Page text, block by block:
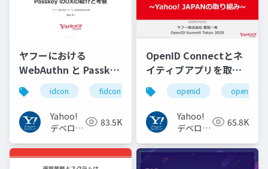
ヤフーにおける
WebAuthn と Passkey
の UX の紹介と考察
#idcon #fidcon
idcon fidcon
Yahoo!
デベロッ
トワーク
83.5K
OpenID Connectとネ
イティブアプリを取り
巻く仕様と動向 Yahoo!
JAPANの取り組み
#openid
#openid_tokyo
openid
Yahoo!
デベロッ
トワーク
65.8K